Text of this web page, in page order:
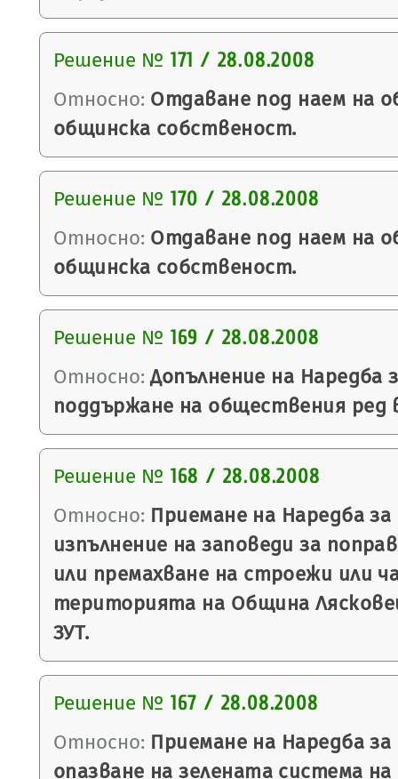
Решение № 171 / 28.08.2008
Относно: Отдаване под наем на
общинска собственост.
Решение № 170 / 28.08.2008
Относно: Отдаване под наем на
общинска собственост.
Решение № 169 / 28.08.2008
Относно: Допълнение на Наредба
поддържане на обществения ред
Решение № 168 / 28.08.2008
Относно: Приемане на Наредба
изпълнение на заповеди за
или премахване на строежи или
територията на Община
ЗУТ.
Решение № 167 / 28.08.2008
Относно: Приемане на Наредба за
опазване на зелената система